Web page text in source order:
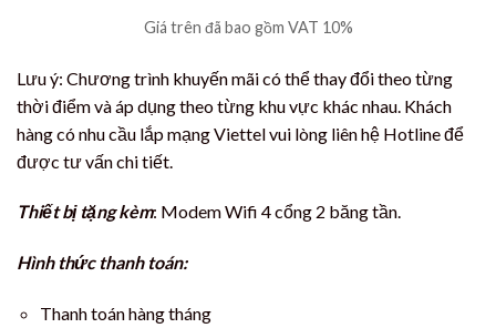
Giá trên đã bao gồm VAT 10%
Lưu ý: Chương trình khuyến mãi có thể thay đổi theo từng
thời điểm và áp dụng theo từng khu vực khác nhau. Khách
hàng có nhu cầu lắp mạng Viettel vui lòng liên hệ Hotline để
được tư vấn chi tiết.
Thiết bị tặng kèm: Modem Wifi 4 cổng 2 băng tần.
Hình thức thanh toán:
Thanh toán hàng tháng